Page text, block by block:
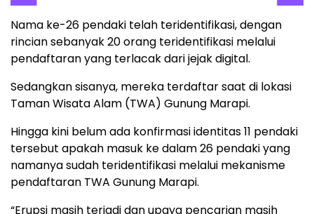
Nama ke-26 pendaki telah teridentifikasi, dengan
rincian sebanyak 20 orang teridentifikasi melalui
pendaftaran yang terlacak dari jejak digital.
Sedangkan sisanya, mereka terdaftar saat di lokasi
Taman Wisata Alam (TWA) Gunung Marapi.
Hingga kini belum ada konfirmasi identitas 11 pendaki
tersebut apakah masuk ke dalam 26 pendaki yang
namanya sudah teridentifikasi melalui mekanisme
pendaftaran TWA Gunung Marapi.
“Erupsi masih terjadi dan upaya pencarian masih